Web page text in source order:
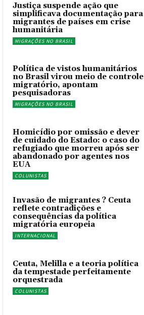
Justiça suspende ação que
simplificava documentação para
migrantes de países em crise
humanitária
MIGRAÇÕES NO BRASIL
Política de vistos humanitários
no Brasil virou meio de controle
migratório, apontam
pesquisadoras
MIGRAÇÕES NO BRASIL
Homicídio por omissão e dever
de cuidado do Estado: o caso do
refugiado que morreu após ser
abandonado por agentes nos
EUA
COLUNISTAS
Invasão de migrantes ? Ceuta
reflete contradições e
consequências da política
migratória europeia
INTERNACIONAL
Ceuta, Melilla e a teoria política
da tempestade perfeitamente
orquestrada
COLUNISTAS